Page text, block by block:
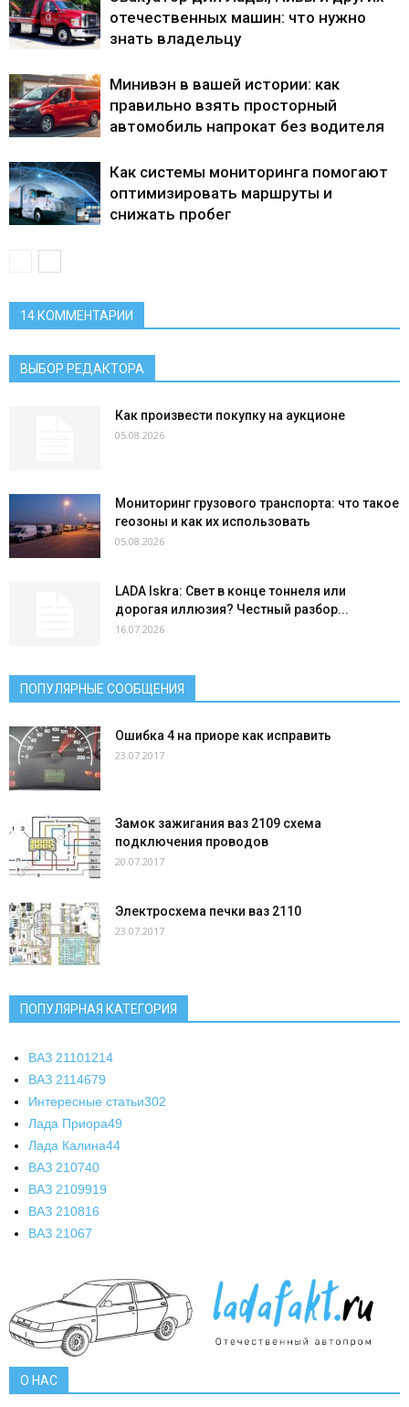
отечественных машин: что нужно
знать владельцу
Минивэн в вашей истории: как
правильно взять просторный
автомобиль напрокат без водителя
Как системы мониторинга помогают
оптимизировать маршруты и
снижать пробег
14 КОММЕНТАРИИ
ВЫБОР РЕДАКТОРА
Как произвести покупку на аукционе
05.08.2026
Мониторинг грузового транспорта: что такое
геозоны и как их использовать
05.08.2026
LADA Iskra: Свет в конце тоннеля или
дорогая иллюзия? Честный разбор...
16.07.2026
ПОПУЛЯРНЫЕ СООБЩЕНИЯ
Ошибка 4 на приоре как исправить
23.07.2017
Замок зажигания ваз 2109 схема
подключения проводов
20.07.2017
Электросхема печки ваз 2110
23.07.2017
ПОПУЛЯРНАЯ КАТЕГОРИЯ
ВАЗ 21101214
ВАЗ 2114679
Интересные статьи302
Лада Приора49
Лада Калина44
ВАЗ 210740
ВАЗ 2109919
ВАЗ 210816
ВАЗ 21067
О НАС